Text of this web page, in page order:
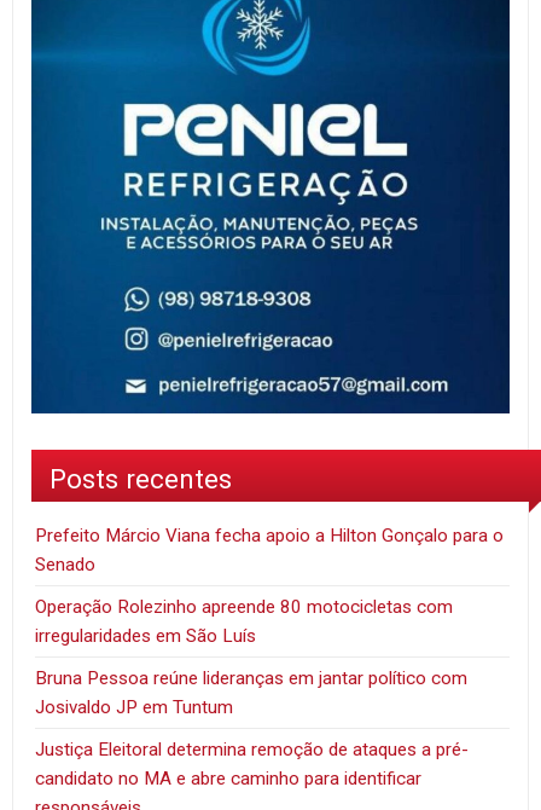
Posts recentes
Prefeito Márcio Viana fecha apoio a Hilton Gonçalo para o
Senado
Operação Rolezinho apreende 80 motocicletas com
irregularidades em São Luís
Bruna Pessoa reúne lideranças em jantar político com
Josivaldo JP em Tuntum
Justiça Eleitoral determina remoção de ataques a pré-
candidato no MA e abre caminho para identificar